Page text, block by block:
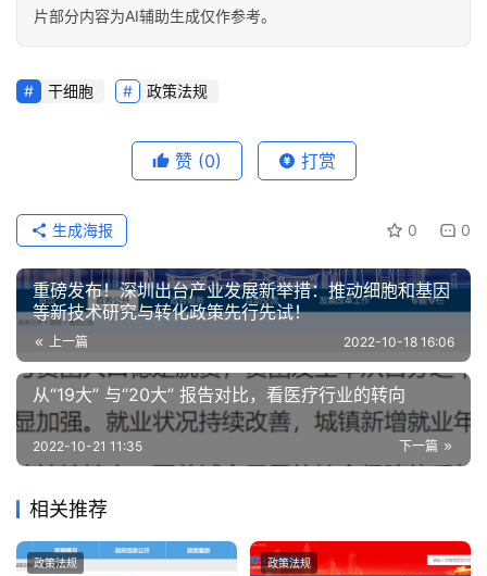
片部分内容为AI辅助生成仅作参考。
干细胞 政策法规
赞 (0) 打赏
0 0
生成海报
重磅发布！深圳出台产业发展新举措：推动细胞和基因
等新技术研究与转化政策先行先试！
上一篇 2022-10-18 16:06
从“19大” 与“20大” 报告对比，看医疗行业的转向
下一篇
2022-10-21 11:35
相关推荐
政策法规 政策法规